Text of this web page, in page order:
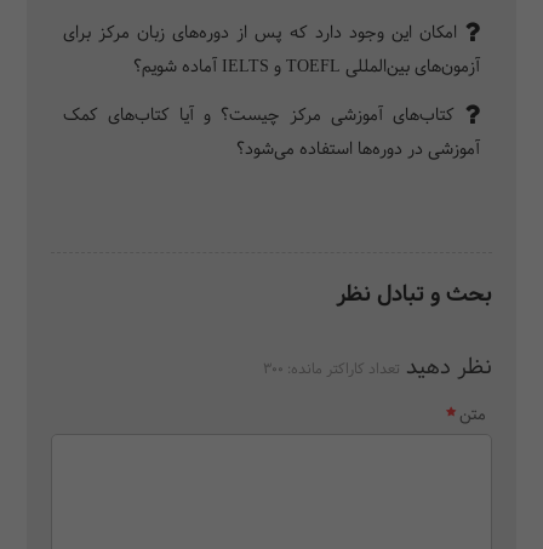
امکان این وجود دارد که پس از دوره‌های زبان مرکز برای
آزمون‌های بین‌المللی TOEFL و IELTS آماده شویم؟
کتاب‌های آموزشی مرکز چیست؟ و آیا کتاب‌های کمک
آموزشی در دوره‌ها استفاده می‌شود؟
بحث و تبادل نظر
نظر دهید تعداد کاراکتر مانده: 300
متن